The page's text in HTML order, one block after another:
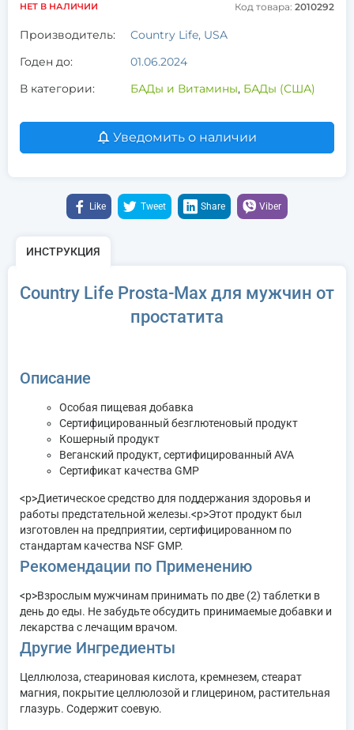
НЕТ В НАЛИЧИИ Код товара: 2010292
Производитель:
Country Life, USA
Годен до:
01.06.2024
В категории:
БАДы и Витамины, БАДы (США)
Уведомить о наличии
Like Tweet Share Viber
ИНСТРУКЦИЯ
Country Life Prosta-Max для мужчин от
простатита
Описание
Особая пищевая добавка
Сертифицированный безглютеновый продукт
Кошерный продукт
Веганский продукт, сертифицированный AVA
Сертификат качества GMP
<р>Диетическое средство для поддержания здоровья и
работы предстательной железы.<р>Этот продукт был
изготовлен на предприятии, сертифицированном по
стандартам качества NSF GMP.
Рекомендации по Применению
<р>Взрослым мужчинам принимать по две (2) таблетки в
день до еды. Не забудьте обсудить принимаемые добавки и
лекарства с лечащим врачом.
Другие Ингредиенты
Целлюлоза, стеариновая кислота, кремнезем, стеарат
магния, покрытие целлюлозой и глицерином, растительная
глазурь. Содержит соевую.